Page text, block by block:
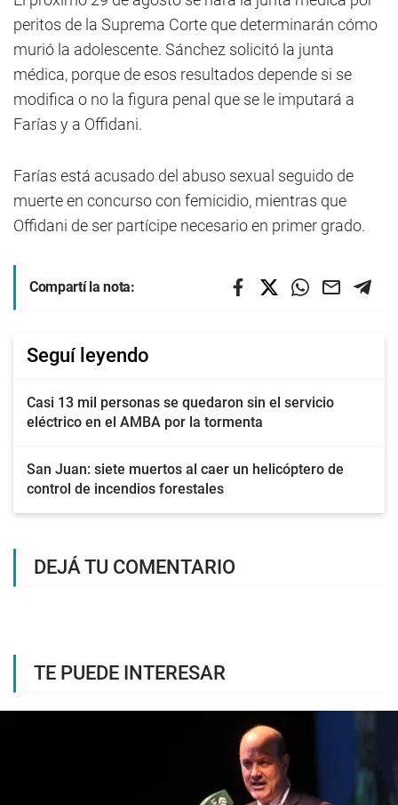
peritos de la Suprema Corte que determinarán cómo
murió la adolescente. Sánchez solicitó la junta
médica, porque de esos resultados depende si se
modifica o no la figura penal que se le imputará a
Farías y a Offidani.
Farías está acusado del abuso sexual seguido de
muerte en concurso con femicidio, mientras que
Offidani de ser partícipe necesario en primer grado.
Compartí la nota:
Seguí leyendo
Casi 13 mil personas se quedaron sin el servicio
eléctrico en el AMBA por la tormenta
San Juan: siete muertos al caer un helicóptero de
control de incendios forestales
DEJÁ TU COMENTARIO
TE PUEDE INTERESAR